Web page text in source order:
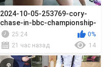
2024-10-05-253769-cory-
chase-in-bbc-championship-
season-tw_720p
25:24
0%
21 час назад
14